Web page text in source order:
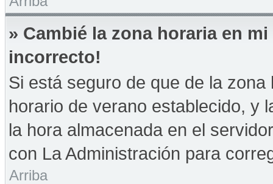
» Cambié la zona horaria en
incorrecto!
Si está seguro de que de la
horario de verano establecido, y
la hora almacenada en el
con La Administración para
Arriba